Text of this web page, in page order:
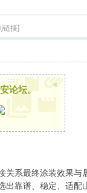
链接]
论坛。 ×
系最终涂装效果
靠谱、稳定、适